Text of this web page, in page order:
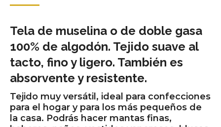
Tela de muselina o de doble gasa
100% de algodón. Tejido suave al
tacto, fino y ligero. También es
absorvente y resistente.
Tejido muy versátil, ideal para confecciones
para el hogar y para los más pequeños de
la casa. Podrás hacer mantas finas,